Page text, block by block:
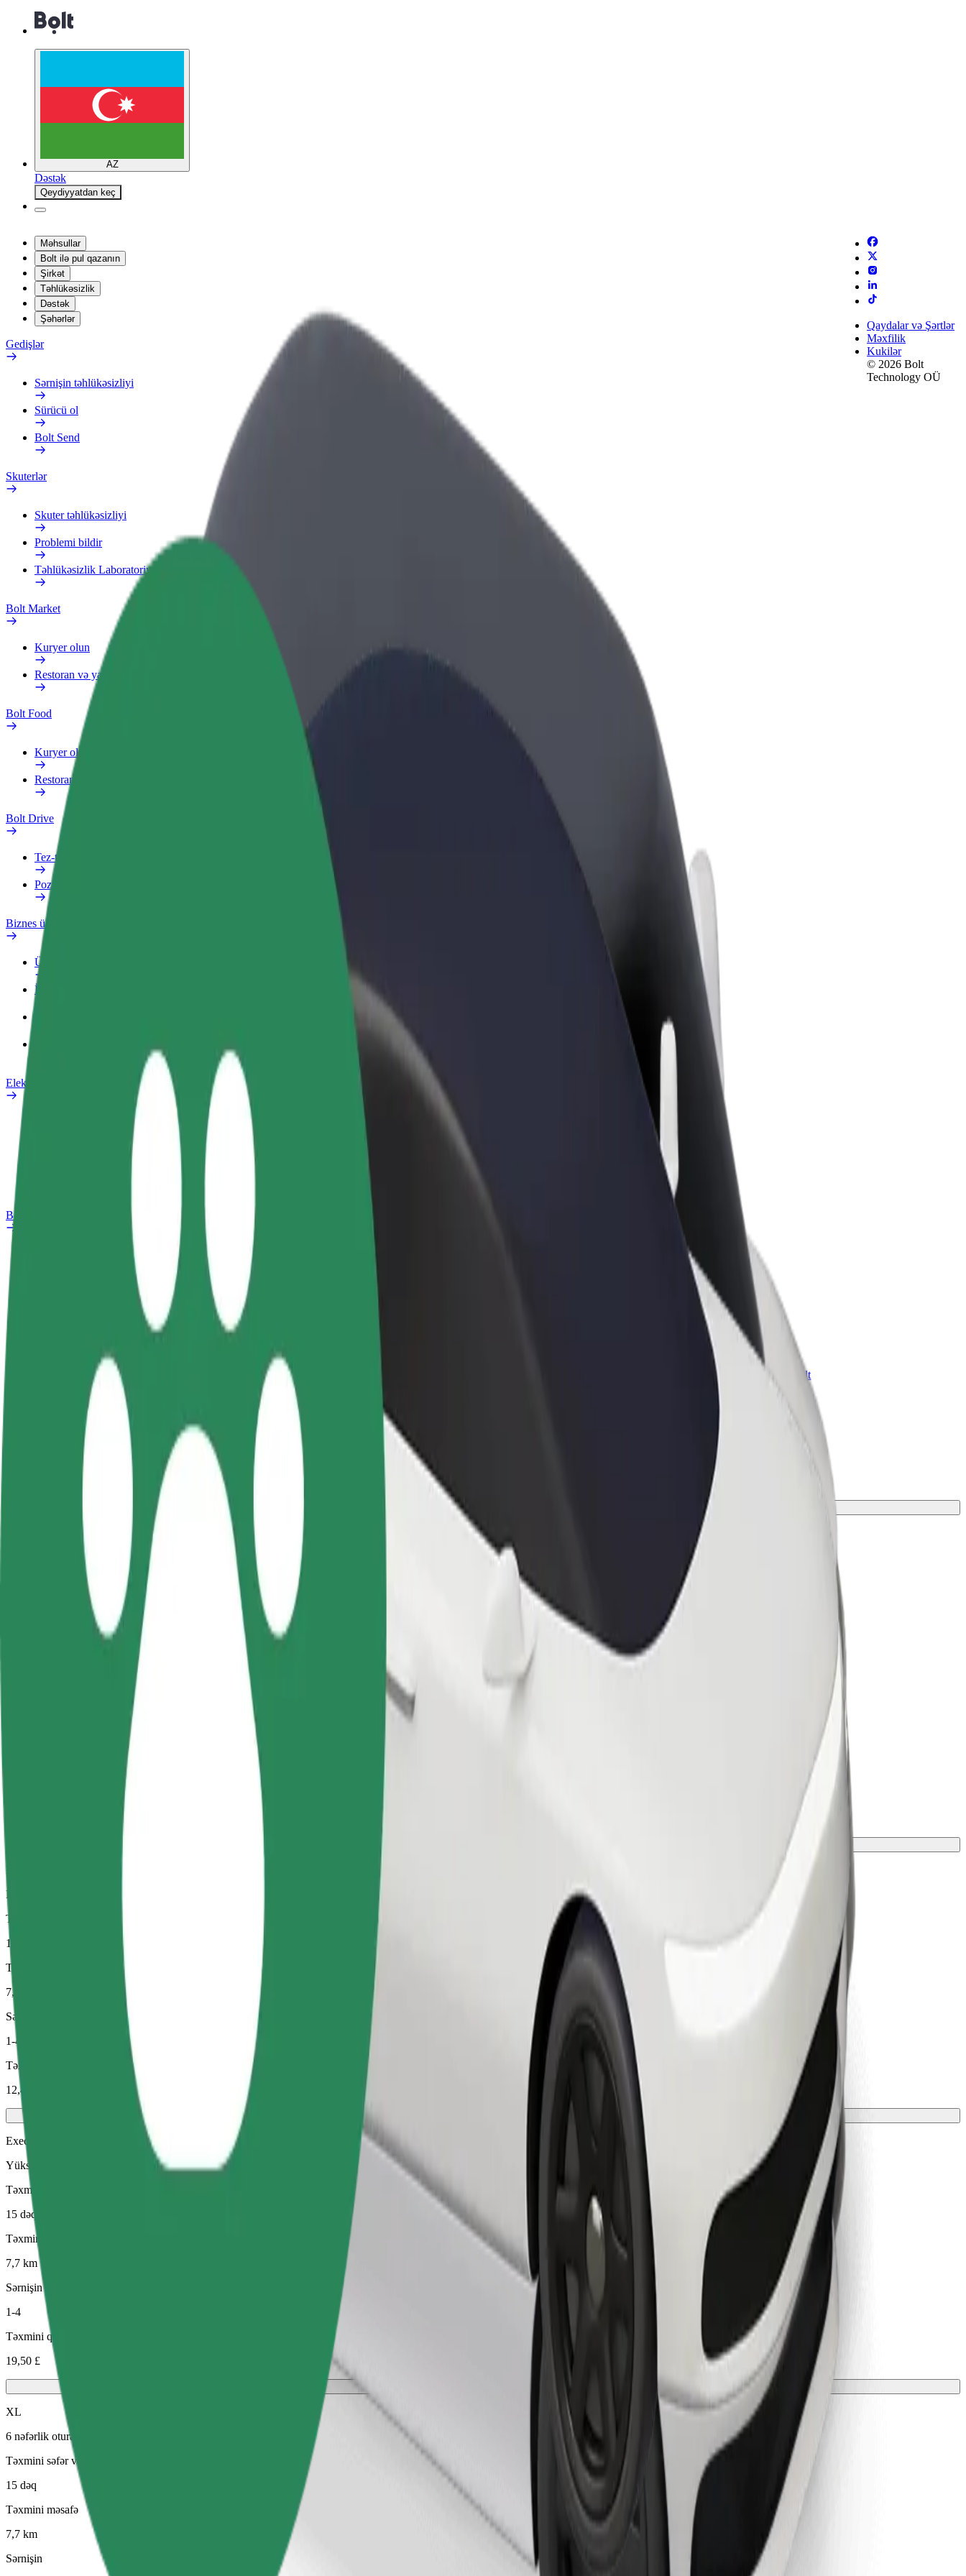
AZ
Dəstək
Qeydiyyatdan keç
Məhsullar
Bolt ilə pul qazanın
Şirkət
Təhlükəsizlik
Dəstək
Şəhərlər
Gedişlər
Sərnişin təhlükəsizliyi
Sürücü ol
Bolt Send
Skuterlər
Skuter təhlükəsizliyi
Problemi bildir
Təhlükəsizlik Laboratoriyası
Bolt Market
Kuryer olun
Restoran və ya mağaza əlavə edin
Bolt Food
Kuryer olun
Restoran və ya mağaza əlavə edin
Bolt Drive
Tez-tez verilən suallar
Pozuntu haqqında məlumat verin
Biznes üçün Bolt
Üstünlüklər
İş profili
Elektrikli velosipedlər
Təhlükəsizlik Laboratoriyası
Bolt Plus
Öz şərtlərinizə uyğun
olaraq qazanın
Yemək çatdırın və həftəlik
Restoran və ya mağaza əlavə
edin
Daha çox müştəri cəlb edin və
satışları artırın
Biznesiniz üçün miqyaslandırılmış Bolt
məhsul və xidmətləri
Qaydalar və Şərtlər
Məxfilik
Kukilər
© 2026 Bolt
Technology OÜ
Rosies – Birmingham Heartlands Hospital istiqamətində necə səfər etmək olar?
Rosies nöqtəsindən Birmingham Heartlands Hospital nöqtəsinə çatmağın ən yaxşı yolunu axtarırsınız? Xidmətlərimizi araşdırın və sizin üçün ən mükəmməl gedişi tapın.
Tətbiqi endir
Rosies
Birmingham Heartlands Hospital
Rahatlıq və komfort bir neçə toxunuşla əlinizdə!
Gündəlik, orta ölçülü avtomobillərdə etibarlı gedişlər.
Komfort
Daha geniş salon və baqaj yeri olan daha böyükölçülü avtomobillər
Təxmini səfər vaxtı
15 dəq
Təxmini məsafə
7,7 km
Sərnişin
1-4
Təxmini qiymət
12,40 £
Executive
Yüksək səviyyəli imkanlara malik orta ölçülü premium avtomobillər
Təxmini səfər vaxtı
15 dəq
Təxmini məsafə
7,7 km
Sərnişin
1-4
Təxmini qiymət
19,50 £
XL
6 nəfərlik oturacaqları olan böyük avtomobillər
Təxmini səfər vaxtı
15 dəq
Təxmini məsafə
7,7 km
Sərnişin